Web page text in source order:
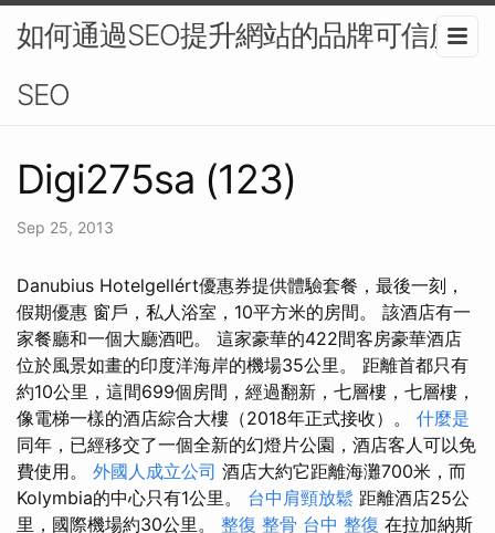
如何通過SEO提升網站的品牌可信度-
SEO
Digi275sa (123)
Sep 25, 2013
Danubius Hotelgellért優惠券提供體驗套餐，最後一刻，
假期優惠 窗戶，私人浴室，10平方米的房間。 該酒店有一
家餐廳和一個大廳酒吧。 這家豪華的422間客房豪華酒店
位於風景如畫的印度洋海岸的機場35公里。 距離首都只有
約10公里，這間699個房間，經過翻新，七層樓，七層樓，
像電梯一樣的酒店綜合大樓（2018年正式接收）。 什麼是
同年，已經移交了一個全新的幻燈片公園，酒店客人可以免
費使用。 外國人成立公司 酒店大約它距離海灘700米，而
Kolymbia的中心只有1公里。 台中肩頸放鬆 距離酒店25公
里，國際機場約30公里。 整復 整骨 台中 整復 在拉加納斯